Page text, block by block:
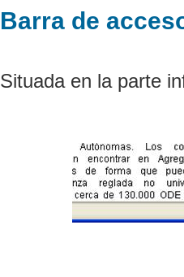
Barra de
Situada en la parte